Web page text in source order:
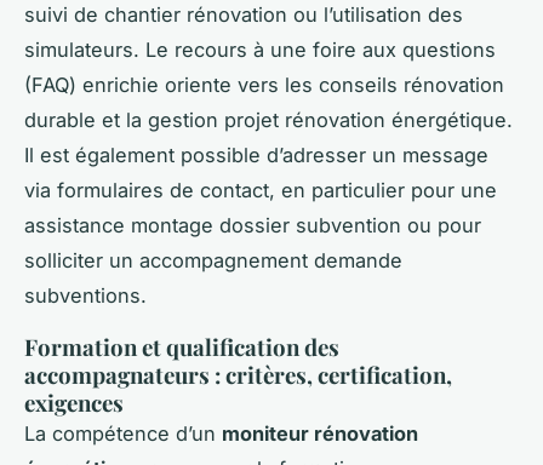
suivi de chantier rénovation ou l’utilisation des
simulateurs. Le recours à une foire aux questions
(FAQ) enrichie oriente vers les conseils rénovation
durable et la gestion projet rénovation énergétique.
Il est également possible d’adresser un message
via formulaires de contact, en particulier pour une
assistance montage dossier subvention ou pour
solliciter un accompagnement demande
subventions.
Formation et qualification des
accompagnateurs : critères, certification,
exigences
La compétence d’un moniteur rénovation